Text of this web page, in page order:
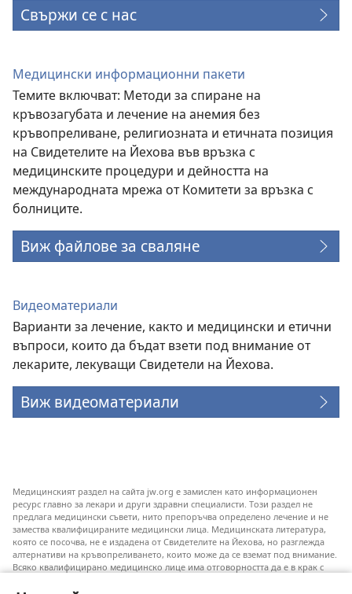
Свържи се с нас
Медицински информационни пакети
Темите включват: Методи за спиране на
кръвозагубата и лечение на анемия без
кръвопреливане, религиозната и етичната позиция
на Свидетелите на Йехова във връзка с
медицинските процедури и дейността на
международната мрежа от Комитети за връзка с
болниците.
Виж файлове за сваляне
Видеоматериали
Варианти за лечение, както и медицински и етични
въпроси, които да бъдат взети под внимание от
лекарите, лекуващи Свидетели на Йехова.
Виж видеоматериали
Медицинският раздел на сайта jw.org е замислен като информационен
ресурс главно за лекари и други здравни специалисти. Този раздел не
предлага медицински съвети, нито препоръчва определено лечение и не
замества квалифицираните медицински лица. Медицинската литература,
която се посочва, не е издадена от Свидетелите на Йехова, но разглежда
алтернативи на кръвопреливането, които може да се вземат под внимание.
Всяко квалифицирано медицинско лице има отговорността да е в крак с